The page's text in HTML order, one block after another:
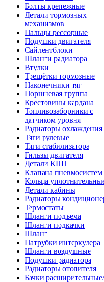
Болты крепежные
Детали тормозных
механизмов
Пальцы рессорные
Подушки двигателя
Сайлентблоки
Шланги радиатора
Втулки
Трещётки тормозные
Наконечники тяг
Поршневая группа
Крестовины кардана
Топливозаборники с
датчиком уровня
Радиаторы охлаждения
Тяги рулевые
Тяги стабилизатора
Гильзы двигателя
Детали КПП
Клапана пневмосистем
Кольца
Детали кабины
Радиаторы
Термостаты
Шланги подъема
Шланги подкачки
Шланг
Патрубки интеркулера
Шланги воздушные
Подушки радиатора
Радиаторы отопителя
Бачки расширительные/